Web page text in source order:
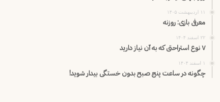
۱۱ اردیبهشت ۱۴۰۵
معرفی بازی: روزنه
۲۲ اسفند ۱۴۰۴
۷ نوع استراحتی که به آن نیاز دارید
۱ اسفند ۱۴۰۴
چگونه در ساعت پنج صبح بدون خستگی بیدار شوید!